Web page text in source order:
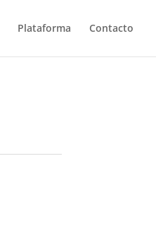
Plataforma Contacto